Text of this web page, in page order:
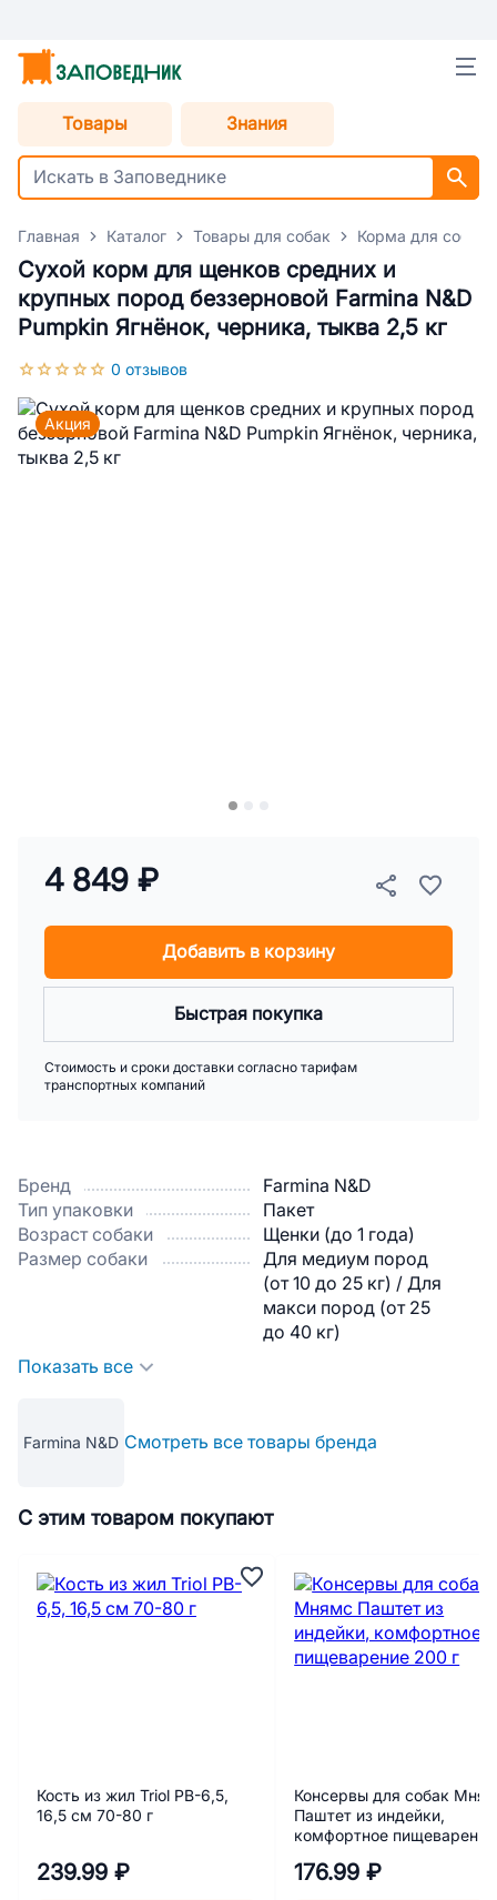
Товары Знания
Главная Каталог Товары для собак Корма для собак
Сухой корм для щенков средних и
крупных пород беззерновой Farmina N&D
Pumpkin Ягнёнок, черника, тыква 2,5 кг
0 отзывов
Акция
Бренд
Farmina N&D
Тип упаковки
Пакет
Возраст собаки
Щенки (до 1 года)
Размер собаки
Для медиум пород
(от 10 до 25 кг) / Для
макси пород (от 25
до 40 кг)
Показать все
Farmina N&D Смотреть все товары бренда
4 849 ₽
Добавить в корзину
Быстрая покупка
Стоимость и сроки доставки согласно тарифам
транспортных компаний
С этим товаром покупают
Кость из жил Triol PB-6,5,
16,5 см 70-80 г
239.99 ₽
Консервы для собак
Паштет из индейки,
комфортное пищеварение
176.99 ₽